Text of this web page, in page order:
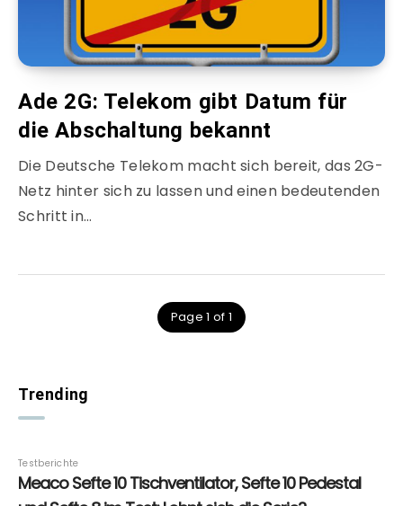
Ade 2G: Telekom gibt Datum für
die Abschaltung bekannt
Die Deutsche Telekom macht sich bereit, das 2G-
Netz hinter sich zu lassen und einen bedeutenden
Schritt in…
Page 1 of 1
Trending